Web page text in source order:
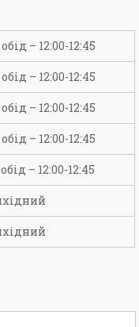
– 12:00-12:45
– 12:00-12:45
– 12:00-12:45
– 12:00-12:45
– 12:00-12:45